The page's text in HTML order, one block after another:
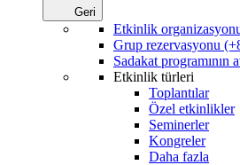
Geri
Etkinlik
Grup rezervasyonu
Sadakat programının
Etkinlik türleri
Toplantılar
Özel etkinlikler
Seminerler
Kongreler
Daha fazla